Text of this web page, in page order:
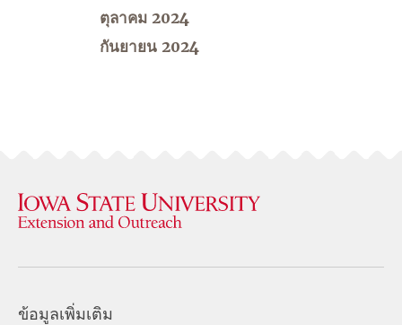
ตุลาคม 2024
กันยายน 2024
ข้อมูลเพิ่มเติม